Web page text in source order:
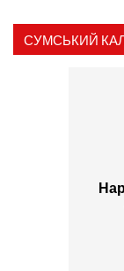
СУМСЬКИЙ